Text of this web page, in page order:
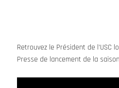
Retrouvez le Président de l’USC
Presse de lancement de la